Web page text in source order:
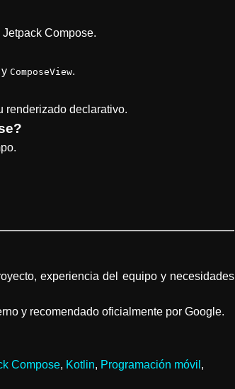
Compose.
y ComposeView.
renderizado declarativo.
experiencia del equipo y necesidades
y recomendado oficialmente por Google.
Compose, Kotlin, Programación móvil ,